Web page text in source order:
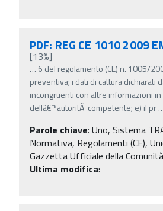
PDF: REG CE 1010 2009
[13%]
… 6 del regolamento (CE) n. 1005/
preventiva; i dati di cattura dichiarati
incongruenti con altre informazioni
dellâ€™autoritÃ competente; e) il pr
Parole chiave: Uno, Sistema
Normativa, Regolamenti (CE),
Gazzetta Ufficiale della
Ultima modifica: